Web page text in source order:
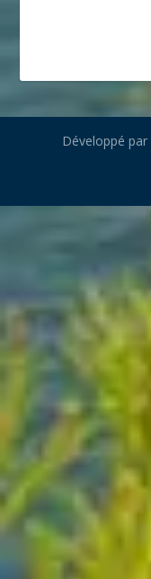
Développé par